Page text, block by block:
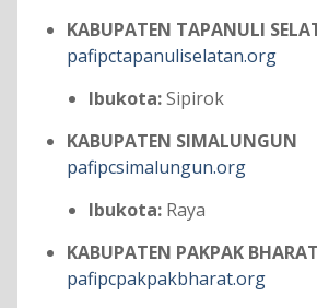
KABUPATEN TAPANULI
pafipctapanuliselatan.org
Ibukota:Sipirok
KABUPATEN SIMALUNGUN
pafipcsimalungun.org
Ibukota:Raya
KABUPATEN PAKPAK BHARAT
pafipcpakpakbharat.org